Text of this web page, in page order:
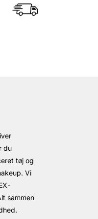
du
tøj og
Vi
sammen